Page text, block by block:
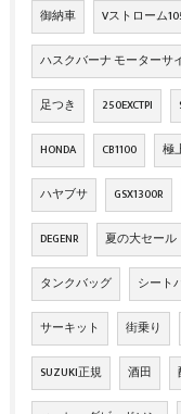
御納車 Vストローム
ハスクバーナ モーターサ
足つき 250EXCTPI
HONDA CB1100 極
ハヤブサ GSX1300R
DEGENR 夏の大セール
タンクバッグ シート
サーキット 街乗り
SUZUKI正規 酒田